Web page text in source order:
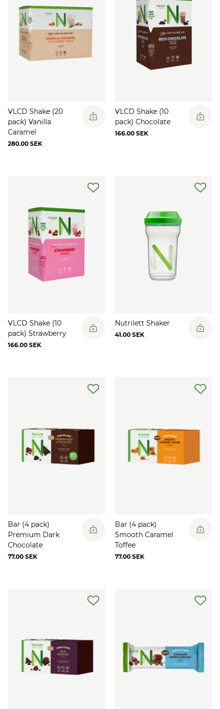
VLCD Shake (20
pack) Vanilla
Caramel
280.00 SEK
VLCD Shake (10
pack) Chocolate
166.00 SEK
VLCD Shake (10
pack) Strawberry
166.00 SEK
Nutrilett Shaker
41.00 SEK
Bar (4 pack)
Premium Dark
Chocolate
77.00 SEK
Bar (4 pack)
Smooth Caramel
Toffee
77.00 SEK